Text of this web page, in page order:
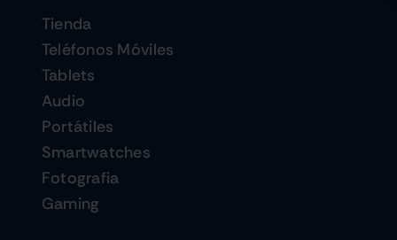
Tienda
Teléfonos Móviles
Tablets
Audio
Portátiles
Smartwatches
Fotografia
Gaming